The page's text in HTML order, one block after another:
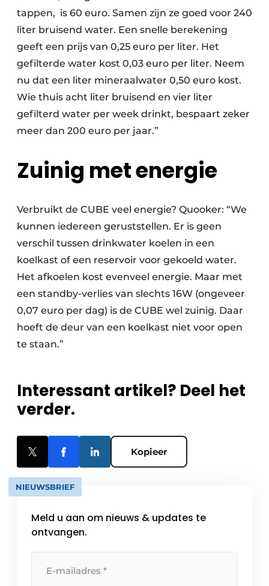
tappen, is 60 euro. Samen zijn ze goed voor 240
liter bruisend water. Een snelle berekening
geeft een prijs van 0,25 euro per liter. Het
gefilterde water kost 0,03 euro per liter. Neem
nu dat een liter mineraalwater 0,50 euro kost.
Wie thuis acht liter bruisend en vier liter
gefilterd water per week drinkt, bespaart zeker
meer dan 200 euro per jaar.”
Zuinig met energie
Verbruikt de CUBE veel energie? Quooker: “We
kunnen iedereen geruststellen. Er is geen
verschil tussen drinkwater koelen in een
koelkast of een reservoir voor gekoeld water.
Het afkoelen kost evenveel energie. Maar met
een standby-verlies van slechts 16W (ongeveer
0,07 euro per dag) is de CUBE wel zuinig. Daar
hoeft de deur van een koelkast niet voor open
te staan.”
Interessant artikel? Deel het
verder.
Kopieer
NIEUWSBRIEF
Meld u aan om nieuws & updates te
ontvangen.